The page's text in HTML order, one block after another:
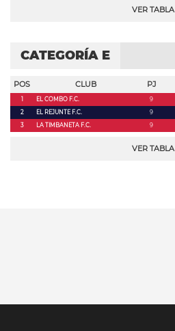
VER TABLA
CATEGORÍA E
POS CLUB PJ
1 EL COMBO F.C. 9
2
EL REJUNTE F.C. 9
3
LA TIMBANETA F.C. 9
VER TABLA